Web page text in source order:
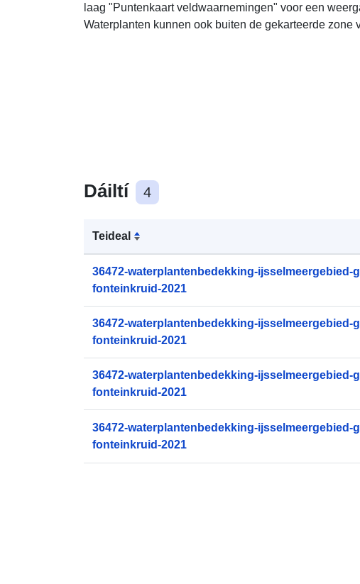
laag "Puntenkaart veldwaarnemingen" voor een
Waterplanten kunnen ook buiten de gekarteerde zone
Dáiltí 4
Teideal
36472-waterplantenbedekking-ijsselmeergebied-
fonteinkruid-2021
36472-waterplantenbedekking-ijsselmeergebied-
fonteinkruid-2021
36472-waterplantenbedekking-ijsselmeergebied-
fonteinkruid-2021
36472-waterplantenbedekking-ijsselmeergebied-
fonteinkruid-2021